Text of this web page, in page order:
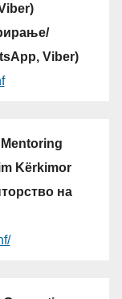
Viber)
Kërkimor
на